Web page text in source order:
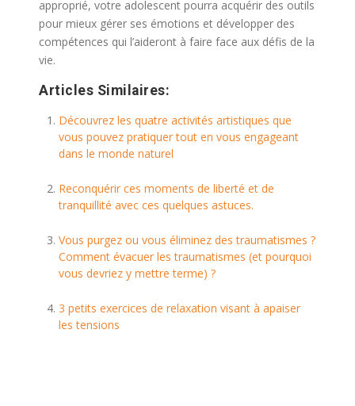
approprié, votre adolescent pourra acquérir des outils
pour mieux gérer ses émotions et développer des
compétences qui l’aideront à faire face aux défis de la
vie.
Articles Similaires:
Découvrez les quatre activités artistiques que
vous pouvez pratiquer tout en vous engageant
dans le monde naturel
Reconquérir ces moments de liberté et de
tranquillité avec ces quelques astuces.
Vous purgez ou vous éliminez des traumatismes ?
Comment évacuer les traumatismes (et pourquoi
vous devriez y mettre terme) ?
3 petits exercices de relaxation visant à apaiser
les tensions